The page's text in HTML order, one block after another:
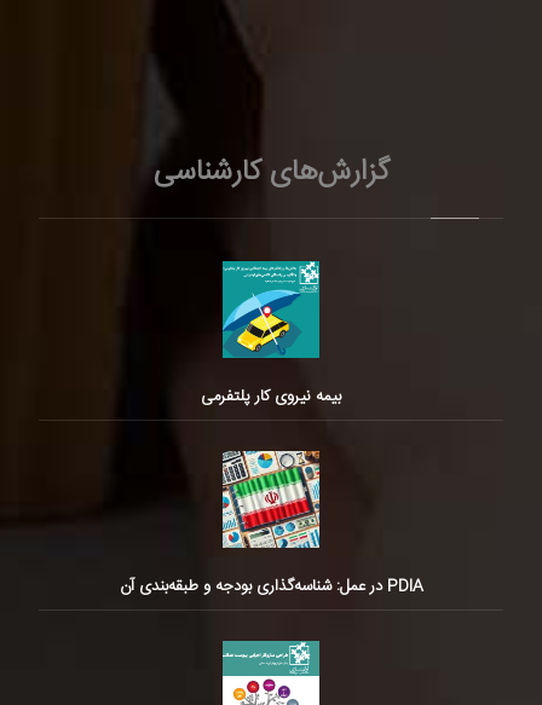
گزارش‌های کارشناسی
بیمه نیروی کار پلتفرمی
PDIA در عمل: شناسه‌گذاری بودجه و طبقه‌بندی آن